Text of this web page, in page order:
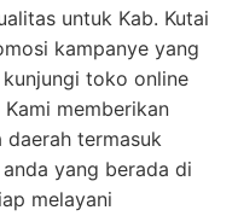
untuk Kab. Kutai
kampanye yang
toko online
memberikan
daerah termasuk
yang berada di
melayani